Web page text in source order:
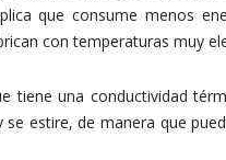
que consume menos
con temperaturas muy
una conductividad
estire, de manera que